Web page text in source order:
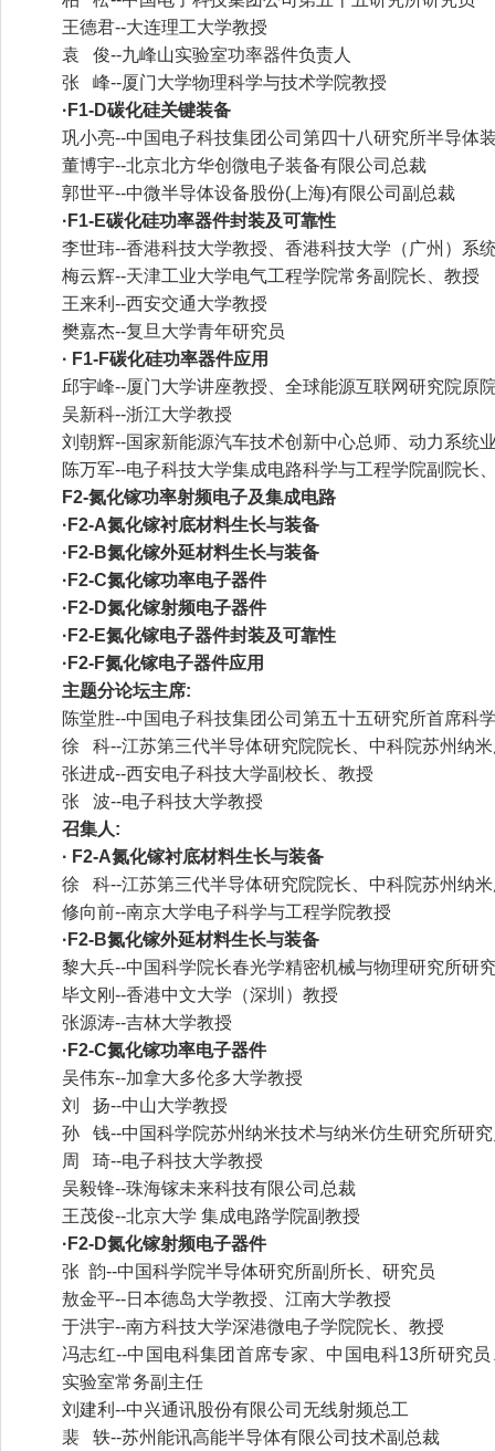
王德君--大连理工大学教授
袁 俊--九峰山实验室功率器件负责人
张 峰--厦门大学物理科学与技术学院教授
·F1-D碳化硅关键装备
巩小亮--中国电子科技集团公司第四十八研究所半导体
董博宇--北京北方华创微电子装备有限公司总裁
郭世平--中微半导体设备股份(上海)有限公司副总裁
·F1-E碳化硅功率器件封装及可靠性
李世玮--香港科技大学教授、香港科技大学（广州）系
梅云辉--天津工业大学电气工程学院常务副院长、教授
王来利--西安交通大学教授
樊嘉杰--复旦大学青年研究员
· F1-F碳化硅功率器件应用
邱宇峰--厦门大学讲座教授、全球能源互联网研究院原
吴新科--浙江大学教授
刘朝辉--国家新能源汽车技术创新中心总师、动力系统
陈万军--电子科技大学集成电路科学与工程学院副院长
F2-氮化镓功率射频电子及集成电路
·F2-A氮化镓衬底材料生长与装备
·F2-B氮化镓外延材料生长与装备
·F2-C氮化镓功率电子器件
·F2-D氮化镓射频电子器件
·F2-E氮化镓电子器件封装及可靠性
·F2-F氮化镓电子器件应用
主题分论坛主席:
陈堂胜--中国电子科技集团公司第五十五研究所首席科
徐 科--江苏第三代半导体研究院院长、中科院苏州纳
张进成--西安电子科技大学副校长、教授
张 波--电子科技大学教授
召集人:
· F2-A氮化镓衬底材料生长与装备
徐 科--江苏第三代半导体研究院院长、中科院苏州纳
修向前--南京大学电子科学与工程学院教授
·F2-B氮化镓外延材料生长与装备
黎大兵--中国科学院长春光学精密机械与物理研究所研
毕文刚--香港中文大学（深圳）教授
张源涛--吉林大学教授
·F2-C氮化镓功率电子器件
吴伟东--加拿大多伦多大学教授
刘 扬--中山大学教授
孙 钱--中国科学院苏州纳米技术与纳米仿生研究所研
周 琦--电子科技大学教授
吴毅锋--珠海镓未来科技有限公司总裁
王茂俊--北京大学 集成电路学院副教授
·F2-D氮化镓射频电子器件
张 韵--中国科学院半导体研究所副所长、研究员
敖金平--日本德岛大学教授、江南大学教授
于洪宇--南方科技大学深港微电子学院院长、教授
冯志红--中国电科集团首席专家、中国电科13所研究
实验室常务副主任
刘建利--中兴通讯股份有限公司无线射频总工
裴 轶--苏州能讯高能半导体有限公司技术副总裁